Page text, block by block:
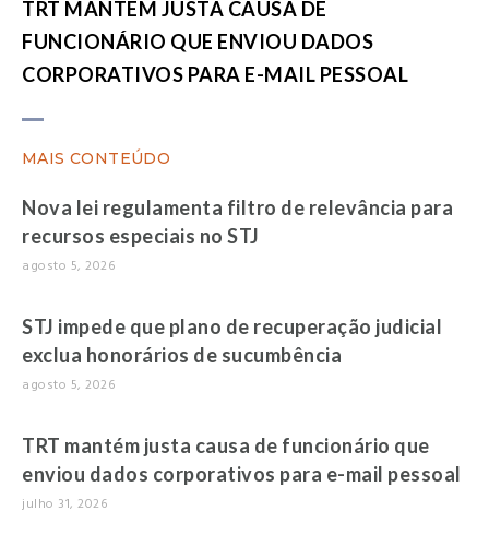
TRT MANTÉM JUSTA CAUSA DE
FUNCIONÁRIO QUE ENVIOU DADOS
CORPORATIVOS PARA E-MAIL PESSOAL
MAIS CONTEÚDO
Nova lei regulamenta filtro de relevância para
recursos especiais no STJ
agosto 5, 2026
STJ impede que plano de recuperação judicial
exclua honorários de sucumbência
agosto 5, 2026
TRT mantém justa causa de funcionário que
enviou dados corporativos para e-mail pessoal
julho 31, 2026